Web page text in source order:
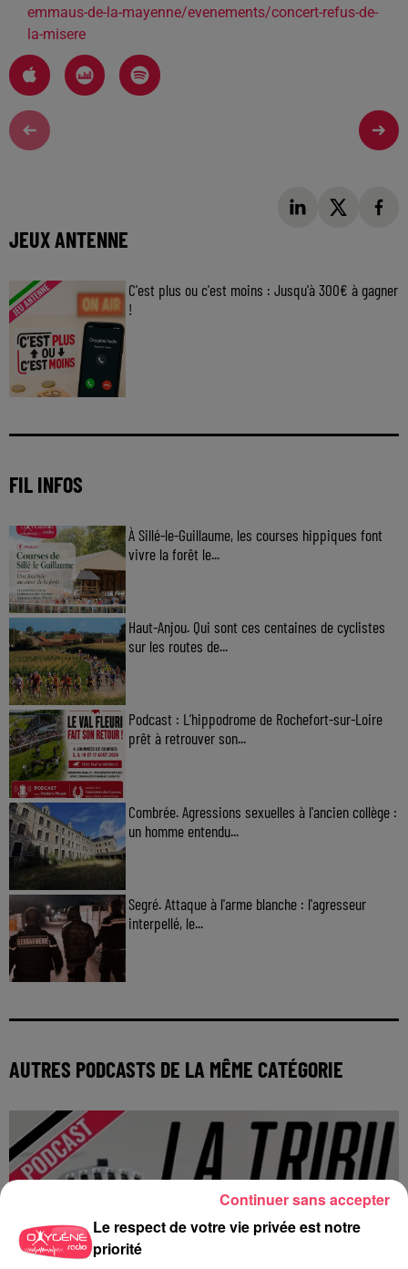
emmaus-de-la-mayenne/evenements/concert-refus-de-
la-misere
JEUX ANTENNE
C'est plus ou c'est moins : Jusqu'à 300€ à gagner
!
FIL INFOS
À Sillé-le-Guillaume, les courses hippiques font
vivre la forêt le...
Haut-Anjou. Qui sont ces centaines de cyclistes
sur les routes de...
Podcast : L’hippodrome de Rochefort-sur-Loire
prêt à retrouver son...
Combrée. Agressions sexuelles à l'ancien collège :
un homme entendu...
Segré. Attaque à l'arme blanche : l'agresseur
interpellé, le...
AUTRES PODCASTS DE LA MÊME CATÉGORIE
Le respect de votre vie privée est notre
priorité
Continuer sans accepter